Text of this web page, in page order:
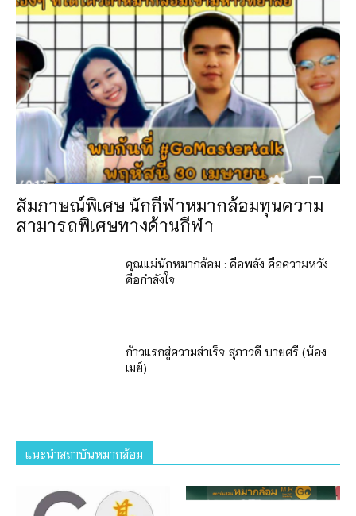
สัมภาษณ์พิเศษ นักกีฬาหมากล้อมทุนความ
สามารถพิเศษทางด้านกีฬา
คุณแม่นักหมากล้อม : คือพลัง คือความหวัง
คือกำลังใจ
ก้าวแรกสู่ความสำเร็จ สุภาวดี บายศรี (น้อง
เมย์)
แนะนำสถาบันหมากล้อม